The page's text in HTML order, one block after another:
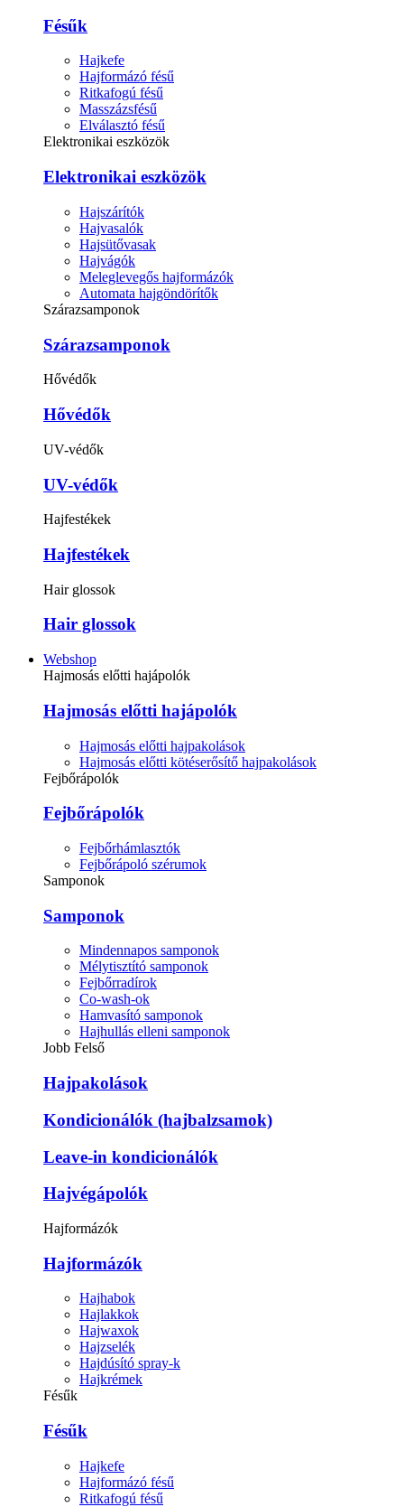
Fésűk
Hajkefe
Hajformázó fésű
Ritkafogú fésű
Masszázsfésű
Elválasztó fésű
Elektronikai eszközök
Elektronikai eszközök
Hajszárítók
Hajvasalók
Hajsütővasak
Hajvágók
Meleglevegős hajformázók
Automata hajgöndörítők
Szárazsamponok
Szárazsamponok
Hővédők
Hővédők
UV-védők
UV-védők
Hajfestékek
Hajfestékek
Hair glossok
Hair glossok
Webshop
Hajmosás előtti hajápolók
Hajmosás előtti hajápolók
Hajmosás előtti hajpakolások
Hajmosás előtti kötéserősítő hajpakolások
Fejbőrápolók
Fejbőrápolók
Fejbőrhámlasztók
Fejbőrápoló szérumok
Samponok
Samponok
Mindennapos samponok
Mélytisztító samponok
Fejbőrradírok
Co-wash-ok
Hamvasító samponok
Hajhullás elleni samponok
Jobb Felső
Hajpakolások
Kondicionálók (hajbalzsamok)
Leave-in kondicionálók
Hajvégápolók
Hajformázók
Hajformázók
Hajhabok
Hajlakkok
Hajwaxok
Hajzselék
Hajdúsító spray-k
Hajkrémek
Fésűk
Fésűk
Hajkefe
Hajformázó fésű
Ritkafogú fésű